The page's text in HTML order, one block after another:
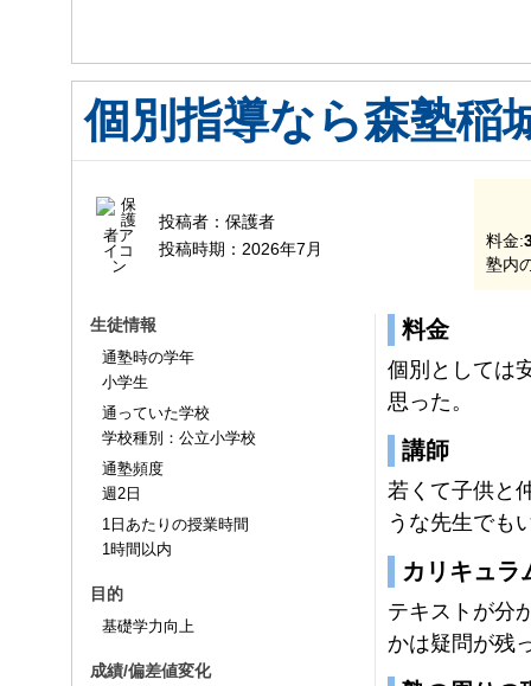
個別指導なら森塾稲
投稿者： 保護者
投稿時期： 2026年7月 料金:
塾内
生徒情報
通塾時の学年
小学生
通っていた学校
学校種別：公立小学校
通塾頻度
週2日
1日あたりの授業時間
1時間以内
目的
基礎学力向上
成績/偏差値変化
料金
個別としては
思った。
講師
若くて子供と
うな先生でも
カリキュラ
テキストが分
かは疑問が残